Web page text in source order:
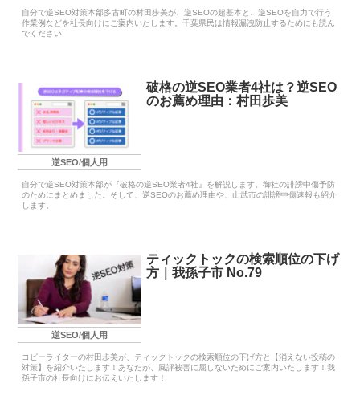
自分で逆SEO対策本部多古町の村田歩美が、逆SEOの超基本と、逆SEOを自力で行う
作業例などを社長向けにご案内いたします。千葉県民は情報漏洩防止するためにも読ん
でください!
逆SEO/個人用
破格の逆SEO業者4社は？逆SEO
のお薦め理由：村田歩美
自分で逆SEO対策本部が『破格の逆SEO業者4社』を解説します。御社の誹謗中傷予防
のためにまとめました。そして、逆SEOのお薦め理由や、山武市の誹謗中傷速報も紹介
します。
逆SEO/個人用
ティックトックの検索順位の下げ
方｜我孫子市 No.79
コピーライターの村田歩美が、ティックトックの検索順位の下げ方と【消えない投稿の
対策】を紹介いたします！あなたが、風評被害に屈しないためにご案内いたします！我
孫子市の社長向けにお伝えいたします！